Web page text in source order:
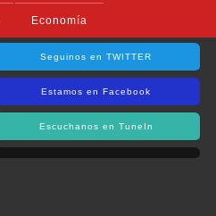
Economía
Seguinos en TWITTER
Estamos en Facebook
Escuchanos en TuneIn